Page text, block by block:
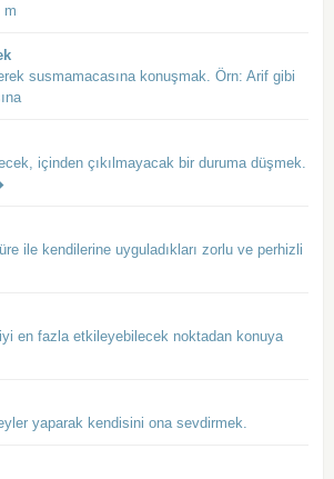
m
susmamacasına konuşmak. Örn: Arif gibi
içinden çıkılmayacak bir duruma düşmek.
ile kendilerine uyguladıkları zorlu ve perhizli
en fazla etkileyebilecek noktadan konuya
yaparak kendisini ona sevdirmek.